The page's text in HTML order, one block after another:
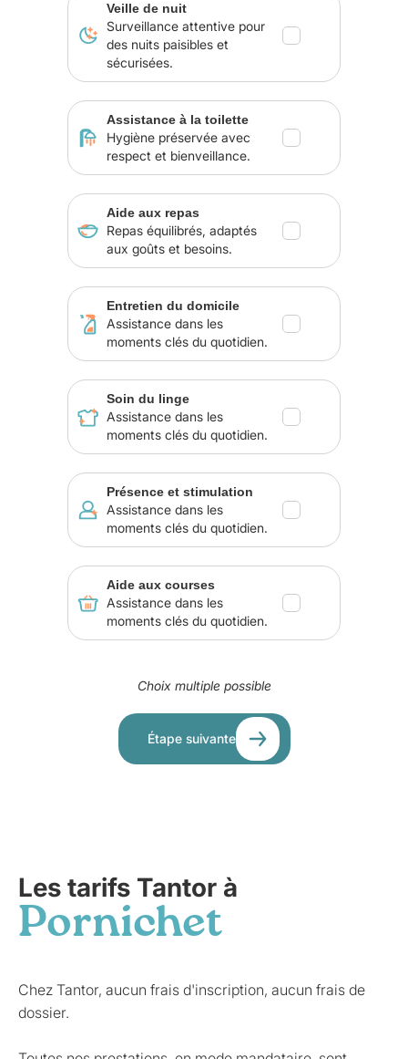
Veille de nuit
Surveillance attentive pour
des nuits paisibles et
sécurisées.
Assistance à la toilette
Hygiène préservée avec
respect et bienveillance.
Aide aux repas
Repas équilibrés, adaptés
aux goûts et besoins.
Entretien du domicile
Assistance dans les
moments clés du quotidien.
Soin du linge
Assistance dans les
moments clés du quotidien.
Présence et stimulation
Assistance dans les
moments clés du quotidien.
Aide aux courses
Assistance dans les
moments clés du quotidien.
Choix multiple possible
Étape suivante
Les tarifs Tantor à
Pornichet
Chez Tantor, aucun frais d'inscription, aucun frais de
dossier.